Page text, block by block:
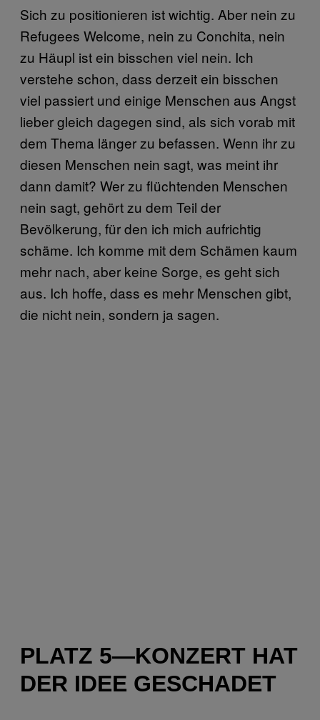
Sich zu positionieren ist wichtig. Aber nein zu
Refugees Welcome, nein zu Conchita, nein
zu Häupl ist ein bisschen viel nein. Ich
verstehe schon, dass derzeit ein bisschen
viel passiert und einige Menschen aus Angst
lieber gleich dagegen sind, als sich vorab mit
dem Thema länger zu befassen. Wenn ihr zu
diesen Menschen nein sagt, was meint ihr
dann damit? Wer zu flüchtenden Menschen
nein sagt, gehört zu dem Teil der
Bevölkerung, für den ich mich aufrichtig
schäme. Ich komme mit dem Schämen kaum
mehr nach, aber keine Sorge, es geht sich
aus. Ich hoffe, dass es mehr Menschen gibt,
die nicht nein, sondern ja sagen.
PLATZ 5—KONZERT HAT
DER IDEE GESCHADET